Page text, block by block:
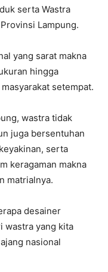
serta Wastra
Lampung.
yang sarat makna
hingga
setempat.
wastra tidak
juga bersentuhan
serta
keragaman makna
matrialnya.
desainer
wastra yang kita
nasional